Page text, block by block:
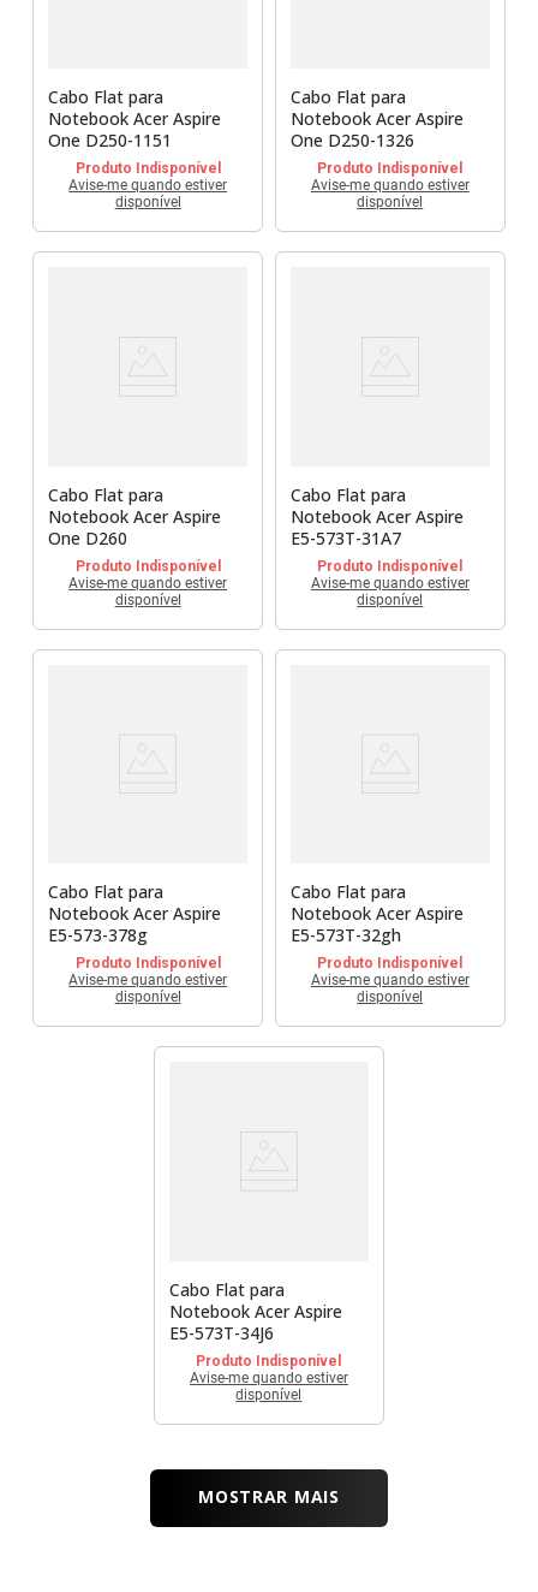
Cabo Flat para
Notebook Acer Aspire
One D250-1151
Produto Indisponível
Avise-me quando estiver
disponível
Cabo Flat para
Notebook Acer Aspire
One D250-1326
Produto Indisponível
Avise-me quando estiver
disponível
Cabo Flat para
Notebook Acer Aspire
One D260
Produto Indisponível
Avise-me quando estiver
disponível
Cabo Flat para
Notebook Acer Aspire
E5-573T-31A7
Produto Indisponível
Avise-me quando estiver
disponível
Cabo Flat para
Notebook Acer Aspire
E5-573-378g
Produto Indisponível
Avise-me quando estiver
disponível
Cabo Flat para
Notebook Acer Aspire
E5-573T-32gh
Produto Indisponível
Avise-me quando estiver
disponível
Cabo Flat para
Notebook Acer Aspire
E5-573T-34J6
Produto Indisponível
Avise-me quando estiver
disponível
MOSTRAR MAIS